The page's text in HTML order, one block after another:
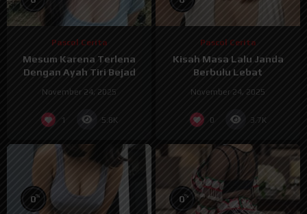
Pascol Cerita
Mesum Karena Terlena
Dengan Ayah Tiri Bejad
November 24, 2025
1 5.8K
Pascol Cerita
Kisah Masa Lalu Janda
Berbulu Lebat
November 24, 2025
0 3.7K
0% 0%